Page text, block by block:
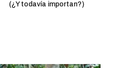
(¿Y todavía importan?)